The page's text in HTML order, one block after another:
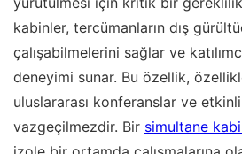
kabinler, tercümanların dış
çalışabilmelerini sağlar ve
deneyimi sunar. Bu özellik,
uluslararası konferanslar ve
vazgeçilmezdir. Bir simultane